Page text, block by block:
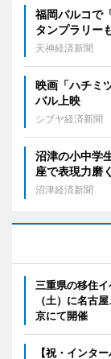
福岡パルコで
タンプラリー
天神経済新聞
映画「ハチミ
バル上映
シブヤ経済新聞
沼津の小中学
座で表現力磨く
沼津経済新聞
三重県の移住
（土）に名古
京にて開催
【祝・インタ